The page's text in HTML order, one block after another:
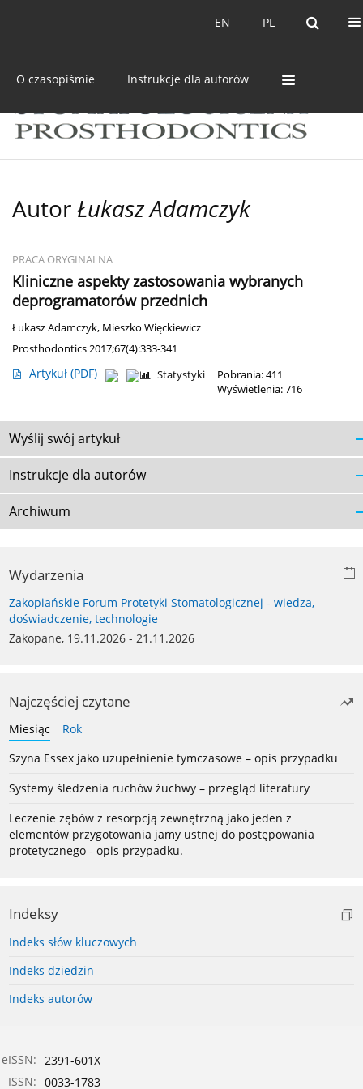
PL
EN PL
EN
O czasopiśmie Instrukcje dla autorów
AutorŁukasz Adamczyk
PRACA ORYGINALNA
Kliniczne aspekty zastosowania wybranych
deprogramatorów przednich
Łukasz Adamczyk, Mieszko Więckiewicz
Prosthodontics 2017;67(4):333-341
Artykuł (PDF) Statystyki
Pobrania: 411
Wyświetlenia: 716
Wyślij swój artykuł
Instrukcje dla autorów
Archiwum
Wydarzenia
Zakopiańskie Forum Protetyki Stomatologicznej - wiedza,
doświadczenie, technologie
Zakopane, 19.11.2026 - 21.11.2026
Najczęściej czytane
Miesiąc
Rok
Szyna Essex jako uzupełnienie tymczasowe – opis przypadku
Systemy śledzenia ruchów żuchwy – przegląd literatury
Leczenie zębów z resorpcją zewnętrzną jako jeden z
elementów przygotowania jamy ustnej do postępowania
protetycznego - opis przypadku.
Indeksy
Indeks słów kluczowych
Indeks dziedzin
Indeks autorów
eISSN: 2391-601X
ISSN: 0033-1783